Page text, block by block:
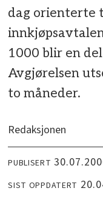
dag orienterte
1000 blir en
Avgjørelsen
to måneder.
Redaksjonen
PUBLISERT
SIST OPPDATERT